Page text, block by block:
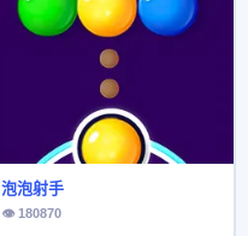
泡泡射手
👁 180870